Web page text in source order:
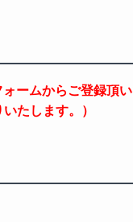
ームからご登録頂
たします。）